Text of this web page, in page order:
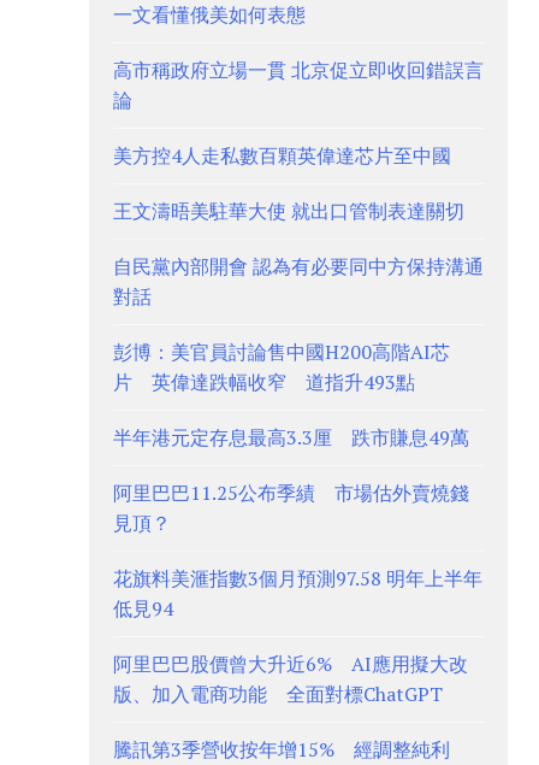
一文看懂俄美如何表態
高市稱政府立場一貫 北京促立即收回錯誤言
論
美方控4人走私數百顆英偉達芯片至中國
王文濤晤美駐華大使 就出口管制表達關切
自民黨內部開會 認為有必要同中方保持溝通
對話
彭博：美官員討論售中國H200高階AI芯
片 英偉達跌幅收窄 道指升493點
半年港元定存息最高3.3厘 跌市賺息49萬
阿里巴巴11.25公布季績 市場估外賣燒錢
見頂？
花旗料美滙指數3個月預測97.58 明年上半年
低見94
阿里巴巴股價曾大升近6% AI應用擬大改
版、加入電商功能 全面對標ChatGPT
騰訊第3季營收按年增15% 經調整純利